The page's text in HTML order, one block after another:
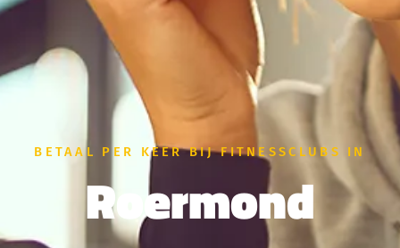
BETAAL PER KEER BIJ FITNESSCLUBS IN
Roermond